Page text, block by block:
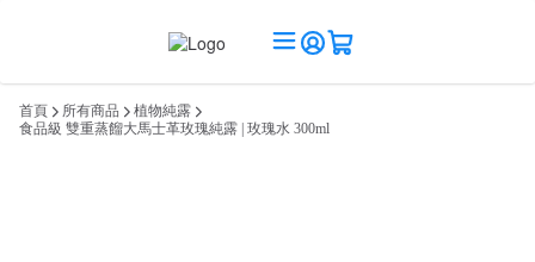
首頁 所有商品
植物純露
食品級 雙重蒸餾大馬士革玫瑰純露 | 玫瑰水 300ml